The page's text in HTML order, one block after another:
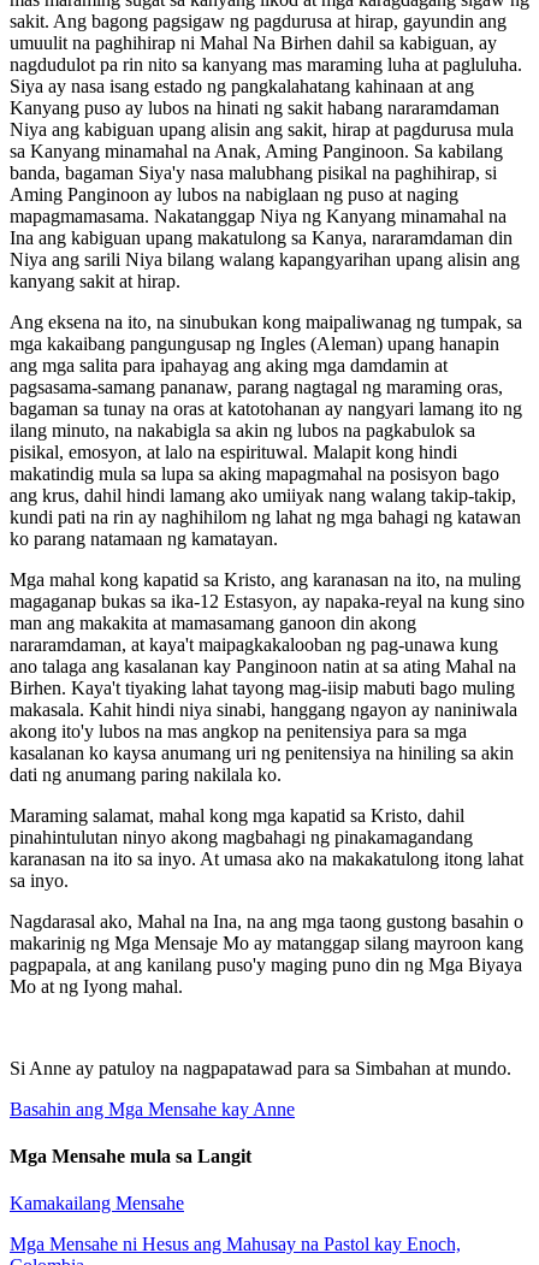
sakit. Ang bagong pagsigaw ng pagdurusa at hirap, gayundin ang
umuulit na paghihirap ni Mahal Na Birhen dahil sa kabiguan, ay
nagdudulot pa rin nito sa kanyang mas maraming luha at pagluluha.
Siya ay nasa isang estado ng pangkalahatang kahinaan at ang
Kanyang puso ay lubos na hinati ng sakit habang nararamdaman
Niya ang kabiguan upang alisin ang sakit, hirap at pagdurusa mula
sa Kanyang minamahal na Anak, Aming Panginoon. Sa kabilang
banda, bagaman Siya'y nasa malubhang pisikal na paghihirap, si
Aming Panginoon ay lubos na nabiglaan ng puso at naging
mapagmamasama. Nakatanggap Niya ng Kanyang minamahal na
Ina ang kabiguan upang makatulong sa Kanya, nararamdaman din
Niya ang sarili Niya bilang walang kapangyarihan upang alisin ang
kanyang sakit at hirap.
Ang eksena na ito, na sinubukan kong maipaliwanag ng tumpak, sa
mga kakaibang pangungusap ng Ingles (Aleman) upang hanapin
ang mga salita para ipahayag ang aking mga damdamin at
pagsasama-samang pananaw, parang nagtagal ng maraming oras,
bagaman sa tunay na oras at katotohanan ay nangyari lamang ito ng
ilang minuto, na nakabigla sa akin ng lubos na pagkabulok sa
pisikal, emosyon, at lalo na espirituwal. Malapit kong hindi
makatindig mula sa lupa sa aking mapagmahal na posisyon bago
ang krus, dahil hindi lamang ako umiiyak nang walang takip-takip,
kundi pati na rin ay naghihilom ng lahat ng mga bahagi ng katawan
ko parang natamaan ng kamatayan.
Mga mahal kong kapatid sa Kristo, ang karanasan na ito, na muling
magaganap bukas sa ika-12 Estasyon, ay napaka-reyal na kung sino
man ang makakita at mamasamang ganoon din akong
nararamdaman, at kaya't maipagkakalooban ng pag-unawa kung
ano talaga ang kasalanan kay Panginoon natin at sa ating Mahal na
Birhen. Kaya't tiyaking lahat tayong mag-iisip mabuti bago muling
makasala. Kahit hindi niya sinabi, hanggang ngayon ay naniniwala
akong ito'y lubos na mas angkop na penitensiya para sa mga
kasalanan ko kaysa anumang uri ng penitensiya na hiniling sa akin
dati ng anumang paring nakilala ko.
Maraming salamat, mahal kong mga kapatid sa Kristo, dahil
pinahintulutan ninyo akong magbahagi ng pinakamagandang
karanasan na ito sa inyo. At umasa ako na makakatulong itong lahat
sa inyo.
Nagdarasal ako, Mahal na Ina, na ang mga taong gustong basahin o
makarinig ng Mga Mensaje Mo ay matanggap silang mayroon kang
pagpapala, at ang kanilang puso'y maging puno din ng Mga Biyaya
Mo at ng Iyong mahal.
Si Anne ay patuloy na nagpapatawad para sa Simbahan at mundo.
Basahin ang Mga Mensahe kay Anne
Mga Mensahe mula sa Langit
Kamakailang Mensahe
Mga Mensahe ni Hesus ang Mahusay na Pastol kay Enoch,